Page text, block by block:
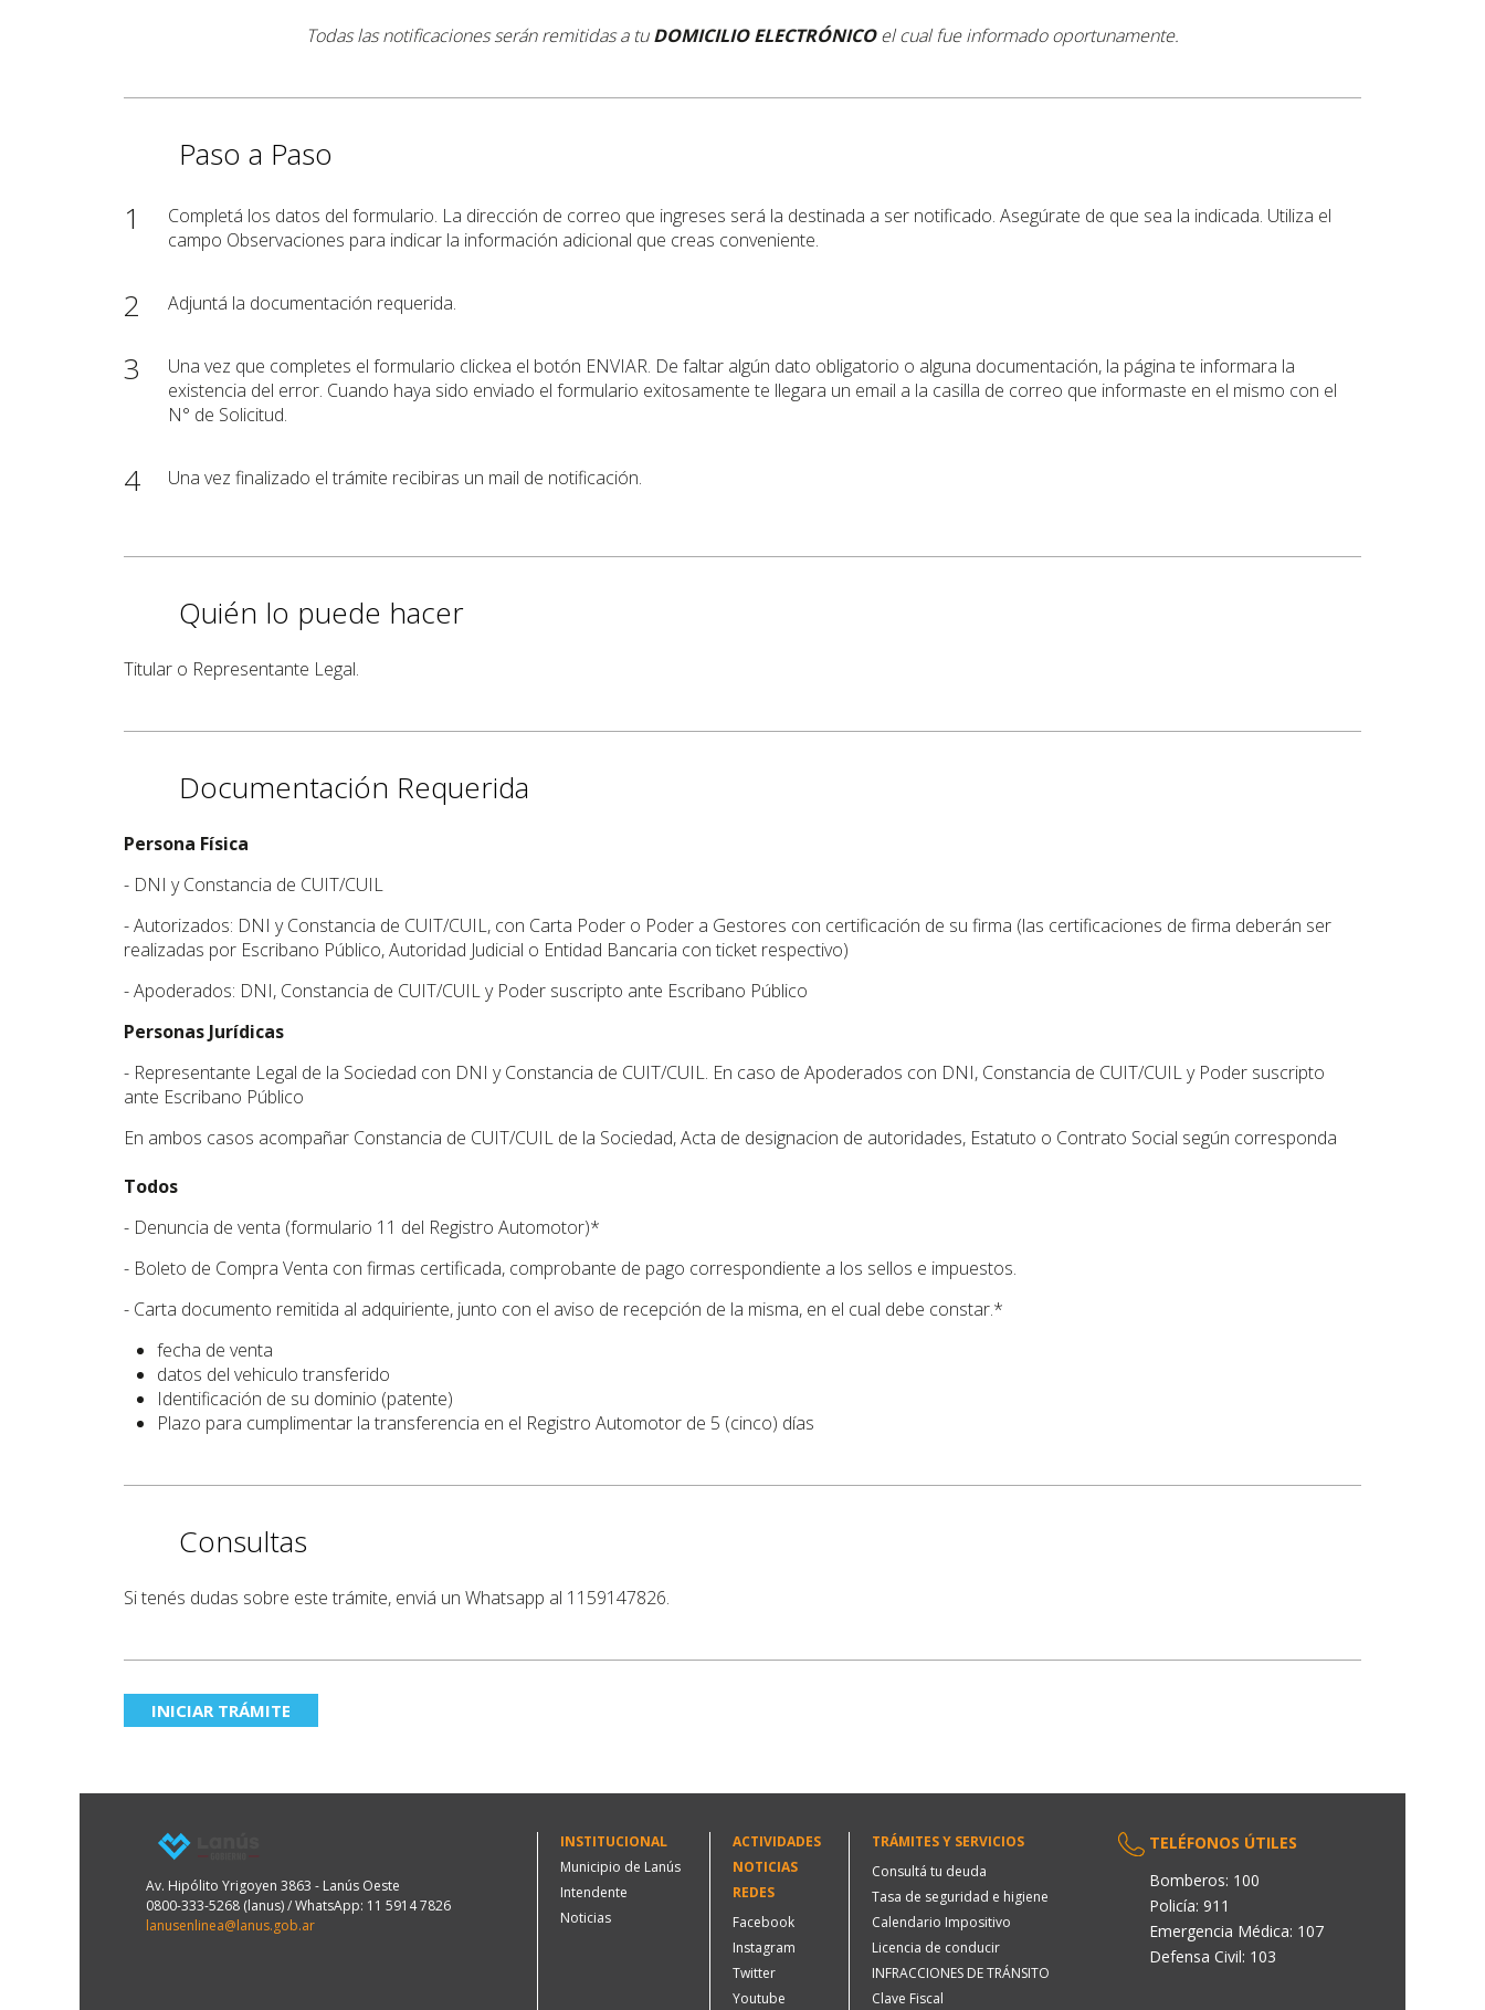
Todas las notificaciones serán remitidas a tuDOMICILIO ELECTRÓNICOel cual fue informado oportunamente.
Paso a Paso
1
Completá los datos del formulario. La dirección de correo que ingreses será la destinada a ser notificado. Asegúrate de que sea la indicada. Utiliza el
campo Observaciones para indicar la información adicional que creas conveniente.
2 Adjuntá la documentación requerida.
3
Una vez que completes el formulario clickea el botón ENVIAR. De faltar algún dato obligatorio o alguna documentación, la página te informara la
existencia del error. Cuando haya sido enviado el formulario exitosamente te llegara un email a la casilla de correo que informaste en el mismo con el
N° de Solicitud.
4 Una vez finalizado el trámite recibiras un mail de notificación.
Quién lo puede hacer
Titular o Representante Legal.
Documentación Requerida
Persona Física
- DNI y Constancia de CUIT/CUIL
- Autorizados: DNI y Constancia de CUIT/CUIL, con Carta Poder o Poder a Gestores con certificación de su firma (las certificaciones de firma deberán ser
realizadas por Escribano Público, Autoridad Judicial o Entidad Bancaria con ticket respectivo)
- Apoderados: DNI, Constancia de CUIT/CUIL y Poder suscripto ante Escribano Público
Personas Jurídicas
- Representante Legal de la Sociedad con DNI y Constancia de CUIT/CUIL. En caso de Apoderados con DNI, Constancia de CUIT/CUIL y Poder suscripto
ante Escribano Público
En ambos casos acompañar Constancia de CUIT/CUIL de la Sociedad, Acta de designacion de autoridades, Estatuto o Contrato Social según corresponda
Todos
- Denuncia de venta (formulario 11 del Registro Automotor)*
- Boleto de Compra Venta con firmas certificada, comprobante de pago correspondiente a los sellos e impuestos.
- Carta documento remitida al adquiriente, junto con el aviso de recepción de la misma, en el cual debe constar.*
fecha de venta
datos del vehiculo transferido
Identificación de su dominio (patente)
Plazo para cumplimentar la transferencia en el Registro Automotor de 5 (cinco) días
Consultas
Si tenés dudas sobre este trámite, enviá un Whatsapp al 1159147826.
INICIAR TRÁMITE
Av. Hipólito Yrigoyen 3863 - Lanús Oeste
0800-333-5268 (lanus) / WhatsApp: 11 5914 7826
lanusenlinea@lanus.gob.ar
INSTITUCIONAL
Municipio de Lanús
Intendente
Noticias
ACTIVIDADES
NOTICIAS
REDES
Facebook
Instagram
Twitter
Youtube
TRÁMITES Y SERVICIOS
Consultá tu deuda
Tasa de seguridad e higiene
Calendario Impositivo
Licencia de conducir
INFRACCIONES DE TRÁNSITO
Clave Fiscal
TELÉFONOS ÚTILES
Bomberos: 100
Policía: 911
Emergencia Médica: 107
Defensa Civil: 103